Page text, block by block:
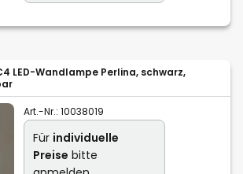
LED-Wandlampe Perlina, schwarz,
Art.-Nr.: 10038019
Für individuelle
Preise bitte